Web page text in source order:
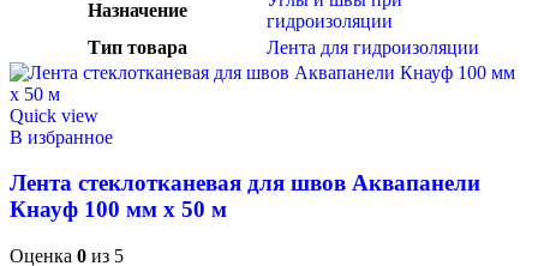
Назначение
гидроизоляции
Тип товара
Лента для гидроизоляции
Quick view
В избранное
Лента стеклотканевая для швов Аквапанели
Кнауф 100 мм х 50 м
Оценка 0 из 5